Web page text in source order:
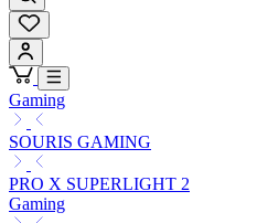
Gaming
SOURIS GAMING
PRO X SUPERLIGHT 2
Gaming